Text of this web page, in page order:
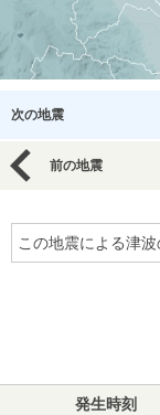
次の地震
前の地震
この地震による津波
発生時刻